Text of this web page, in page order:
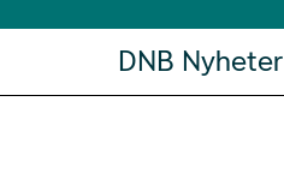
DNB Nyheter